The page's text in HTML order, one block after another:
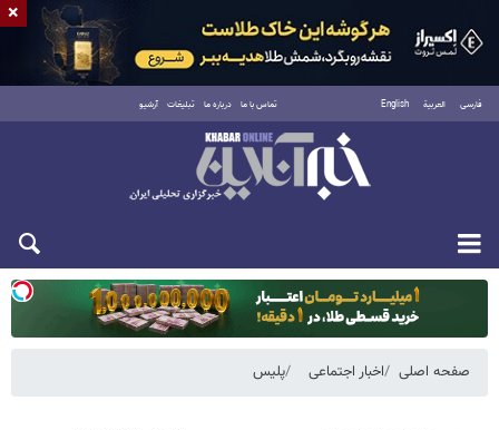
فارسی العربية English تماس با ما درباره ما تبلیغات آرشیو
یکشنبه ۱۸ مرداد ۱۴۰۵
صفحه اصلی اخبار اجتماعی پلیس
×